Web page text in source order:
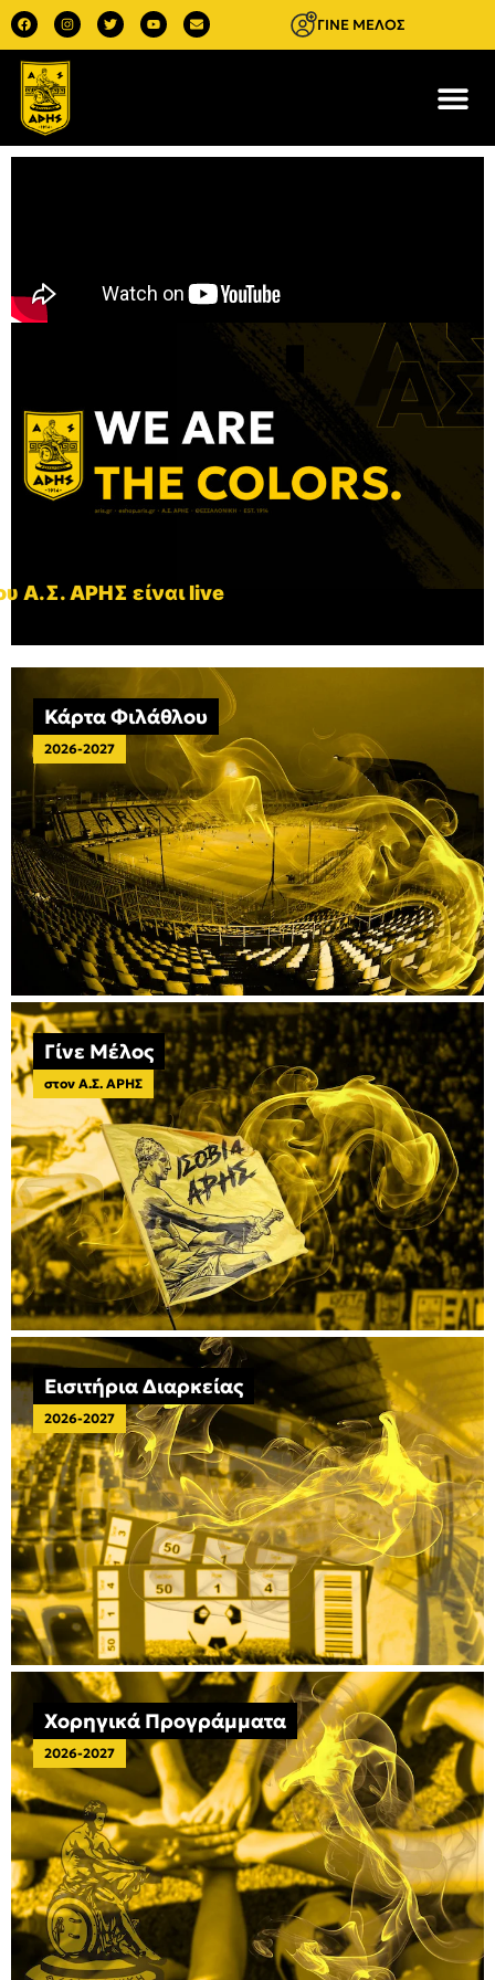
ΓΙΝΕ ΜΕΛΟΣ
Α.Σ. ΑΡΗΣ είναι live
Κάρτα Φιλάθλου
2026-2027
Γίνε Μέλος
στον Α.Σ. ΑΡΗΣ
Εισιτήρια Διαρκείας
2026-2027
Χορηγικά Προγράμματα
2026-2027